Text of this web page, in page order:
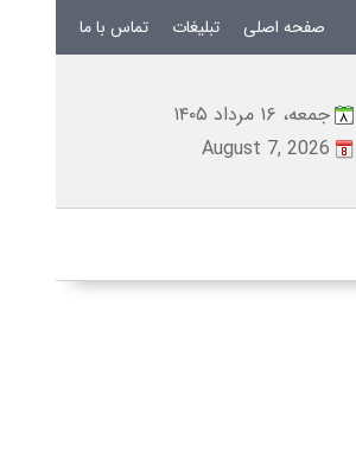
صفحه اصلی تبلیغات تماس با ما
جمعه، ۱۶ مرداد ۱۴۰۵
August 7, 2026